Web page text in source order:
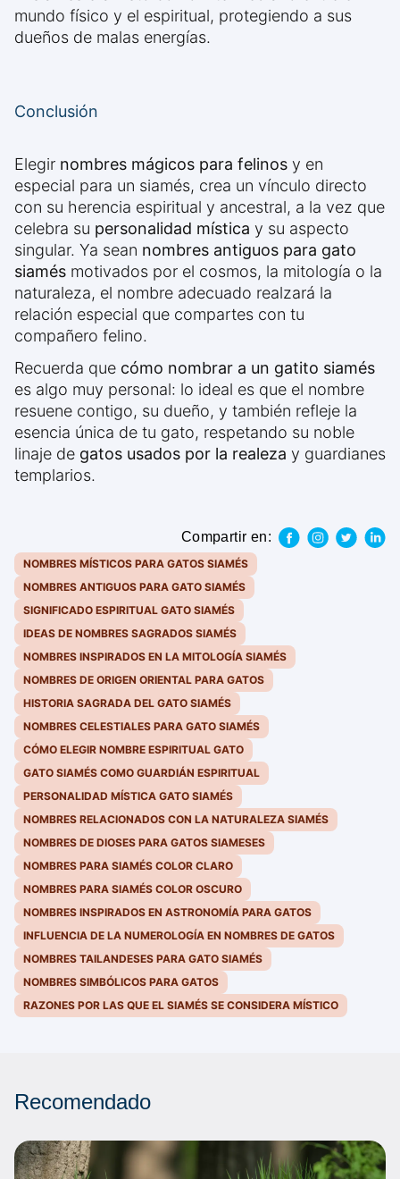
mundo físico y el espiritual, protegiendo a sus
dueños de malas energías.
Conclusión
Elegir nombres mágicos para felinos y en
especial para un siamés, crea un vínculo directo
con su herencia espiritual y ancestral, a la vez que
celebra su personalidad mística y su aspecto
singular. Ya sean nombres antiguos para gato
siamés motivados por el cosmos, la mitología o la
naturaleza, el nombre adecuado realzará la
relación especial que compartes con tu
compañero felino.
Recuerda que cómo nombrar a un gatito siamés
es algo muy personal: lo ideal es que el nombre
resuene contigo, su dueño, y también refleje la
esencia única de tu gato, respetando su noble
linaje de gatos usados por la realeza y guardianes
templarios.
Compartir en:
NOMBRES MÍSTICOS PARA GATOS SIAMÉS
NOMBRES ANTIGUOS PARA GATO SIAMÉS
SIGNIFICADO ESPIRITUAL GATO SIAMÉS
IDEAS DE NOMBRES SAGRADOS SIAMÉS
NOMBRES INSPIRADOS EN LA MITOLOGÍA SIAMÉS
NOMBRES DE ORIGEN ORIENTAL PARA GATOS
HISTORIA SAGRADA DEL GATO SIAMÉS
NOMBRES CELESTIALES PARA GATO SIAMÉS
CÓMO ELEGIR NOMBRE ESPIRITUAL GATO
GATO SIAMÉS COMO GUARDIÁN ESPIRITUAL
PERSONALIDAD MÍSTICA GATO SIAMÉS
NOMBRES RELACIONADOS CON LA NATURALEZA SIAMÉS
NOMBRES DE DIOSES PARA GATOS SIAMESES
NOMBRES PARA SIAMÉS COLOR CLARO
NOMBRES PARA SIAMÉS COLOR OSCURO
NOMBRES INSPIRADOS EN ASTRONOMÍA PARA GATOS
INFLUENCIA DE LA NUMEROLOGÍA EN NOMBRES DE GATOS
NOMBRES TAILANDESES PARA GATO SIAMÉS
NOMBRES SIMBÓLICOS PARA GATOS
RAZONES POR LAS QUE EL SIAMÉS SE CONSIDERA MÍSTICO
Recomendado